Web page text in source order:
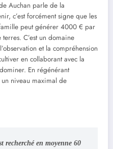
Auchan parle de la
c’est forcément signe que les
peut générer 4000 € par
C’est un domaine
et la compréhension
en collaborant avec la
En régénérant
un niveau maximal de
recherché en moyenne 60